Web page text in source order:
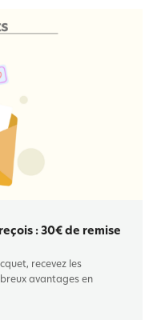
recevez les
avantages en